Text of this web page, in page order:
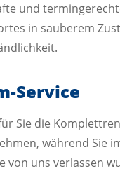
und
in sauberem
Service
Sie die
während Sie
von uns verlassen